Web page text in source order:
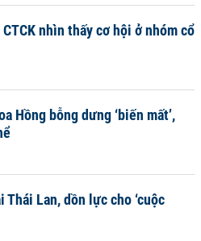
nhìn thấy cơ hội ở nhóm cổ
Hồng bỗng dưng ‘biến mất’,
Lan, dồn lực cho ‘cuộc